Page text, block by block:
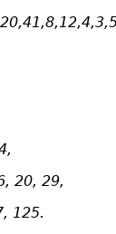
20, 29,
125.